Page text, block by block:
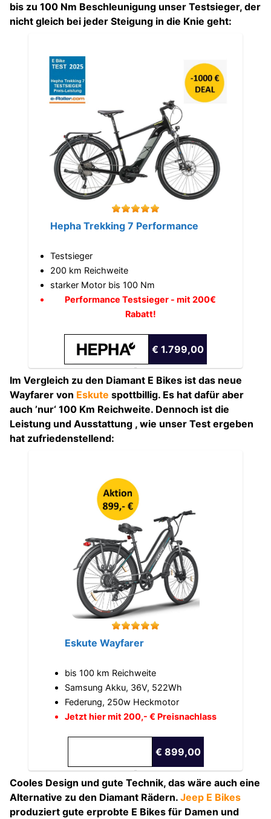
bis zu 100 Nm Beschleunigung unser Testsieger, der
nicht gleich bei jeder Steigung in die Knie geht:
Hepha Trekking 7 Performance
Testsieger
200 km Reichweite
starker Motor bis 100 Nm
Performance Testsieger - mit 200€
Rabatt!
€ 1.799,00
Im Vergleich zu den Diamant E Bikes ist das neue
Wayfarer von Eskute spottbillig. Es hat dafür aber
auch ’nur‘ 100 Km Reichweite. Dennoch ist die
Leistung und Ausstattung , wie unser Test ergeben
hat zufriedenstellend:
Eskute Wayfarer
bis 100 km Reichweite
Samsung Akku, 36V, 522Wh
Federung, 250w Heckmotor
Jetzt hier mit 200,- € Preisnachlass
€ 899,00
Cooles Design und gute Technik, das wäre auch eine
Alternative zu den Diamant Rädern. Jeep E Bikes
produziert gute erprobte E Bikes für Damen und